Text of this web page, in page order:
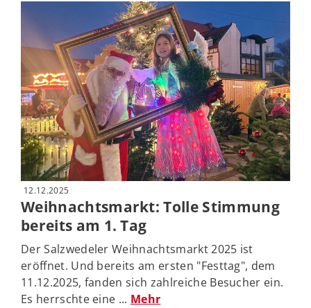
12.12.2025
Weihnachtsmarkt: Tolle Stimmung
bereits am 1. Tag
Der Salzwedeler Weihnachtsmarkt 2025 ist
eröffnet. Und bereits am ersten "Festtag", dem
11.12.2025, fanden sich zahlreiche Besucher ein.
Es herrschte eine ... Mehr